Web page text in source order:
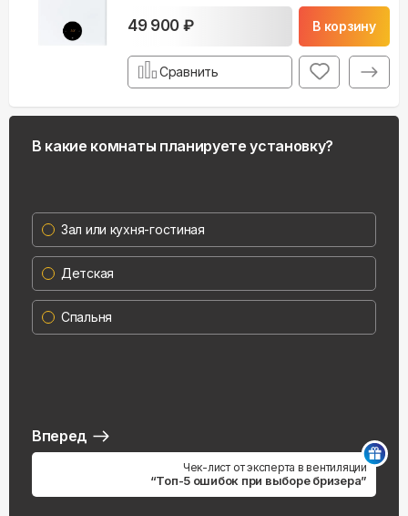
49 900 ₽ В корзину
Сравнить
В какие комнаты планируете установку?
Зал или кухня-гостиная
Детская
Спальня
Вперед
Чек-лист от эксперта в вентиляции
“Топ-5 ошибок при выборе бризера”